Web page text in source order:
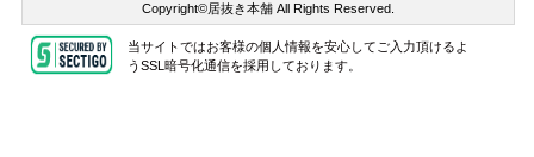
Copyright©居抜き本舗 All Rights Reserved.
当サイトではお客様の個人情報を安心してご入力頂けるよ
うSSL暗号化通信を採用しております。